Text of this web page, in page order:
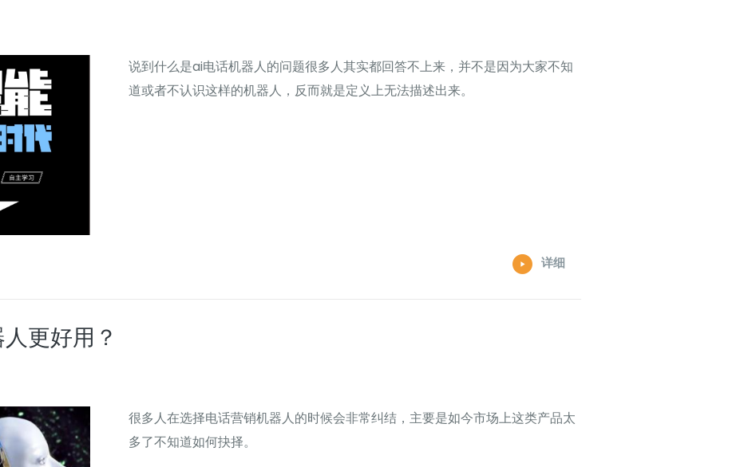
说到什么是ai电话机器人的问题很多人其实都回答不上来，并不是因为大家不知
道或者不认识这样的机器人，反而就是定义上无法描述出来。
详细
更好用？
很多人在选择电话营销机器人的时候会非常纠结，主要是如今市场上这类产品太
多了不知道如何抉择。